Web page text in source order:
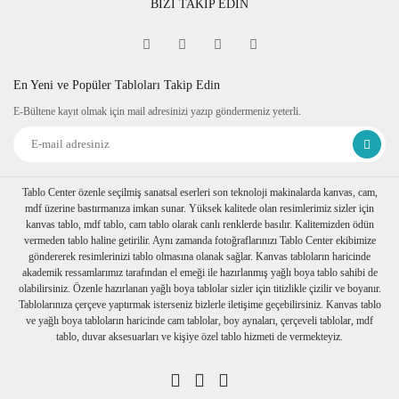
BİZİ TAKİP EDİN
En Yeni ve Popüler Tabloları Takip Edin
E-Bültene kayıt olmak için mail adresinizi yazıp göndermeniz yeterli.
Tablo Center özenle seçilmiş sanatsal eserleri son teknoloji makinalarda kanvas, cam,
mdf üzerine bastırmanıza imkan sunar. Yüksek kalitede olan resimlerimiz sizler için
kanvas tablo, mdf tablo, cam tablo olarak canlı renklerde basılır. Kalitemizden ödün
vermeden tablo haline getirilir. Aynı zamanda fotoğraflarınızı Tablo Center ekibimize
göndererek resimlerinizi tablo olmasına olanak sağlar. Kanvas tabloların haricinde
akademik ressamlarımız tarafından el emeği ile hazırlanmış yağlı boya tablo sahibi de
olabilirsiniz. Özenle hazırlanan yağlı boya tablolar sizler için titizlikle çizilir ve boyanır.
Tablolarınıza çerçeve yaptırmak isterseniz bizlerle iletişime geçebilirsiniz. Kanvas tablo
ve yağlı boya tabloların haricinde cam tablolar, boy aynaları, çerçeveli tablolar, mdf
tablo, duvar aksesuarları ve kişiye özel tablo hizmeti de vermekteyiz.